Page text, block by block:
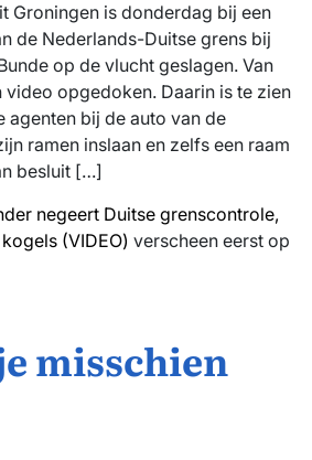
Groningen is donderdag bij een
de Nederlands-Duitse grens bij
op de vlucht geslagen. Van
opgedoken. Daarin is te zien
agenten bij de auto van de
ramen inslaan en zelfs een raam
besluit […]
negeert Duitse grenscontrole,
(VIDEO) verscheen eerst op
misschien